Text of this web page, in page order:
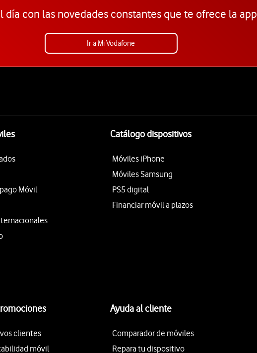
día con las novedades constantes que te ofrece la app
Ir a Mi Vodafone
Móvil
Catálogo dispositivos
Móviles iPhone
Móviles Samsung
PS5 digital
Financiar móvil a plazos
clientes
móvil
Ayuda al cliente
Comparador de móviles
Repara tu dispositivo